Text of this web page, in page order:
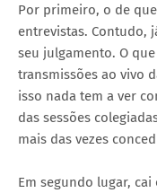
Por primeiro, o de
entrevistas. Contudo,
seu julgamento. O
transmissões ao vivo
isso nada tem a ver
das sessões
mais das vezes
Em segundo lugar,